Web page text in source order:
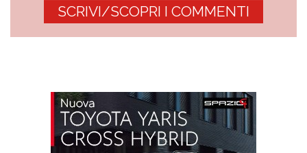
SCRIVI/SCOPRI I COMMENTI